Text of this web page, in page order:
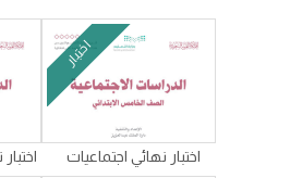
اختبار
اختبار نهائي اجتماعيات